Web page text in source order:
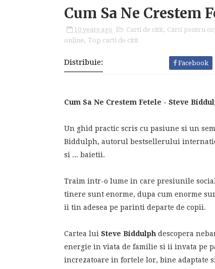
Cum Sa Ne Crestem
10 years ago Carti de citit, Carti pentru
online, Top carti de citit
Distribuie: Facebook
Cum Sa Ne Crestem Fetele - Steve
Un ghid practic scris cu pasiune si un
Biddulph, autorul bestsellerului
si ... baietii.
Traim intr-o lume in care presiunile
tinere sunt enorme, dupa cum enorme
ii tin adesea pe parinti departe de copii.
Cartea lui Steve Biddulph descopera
energie in viata de familie si ii invata pe
increzatoare in fortele lor, bine adaptate